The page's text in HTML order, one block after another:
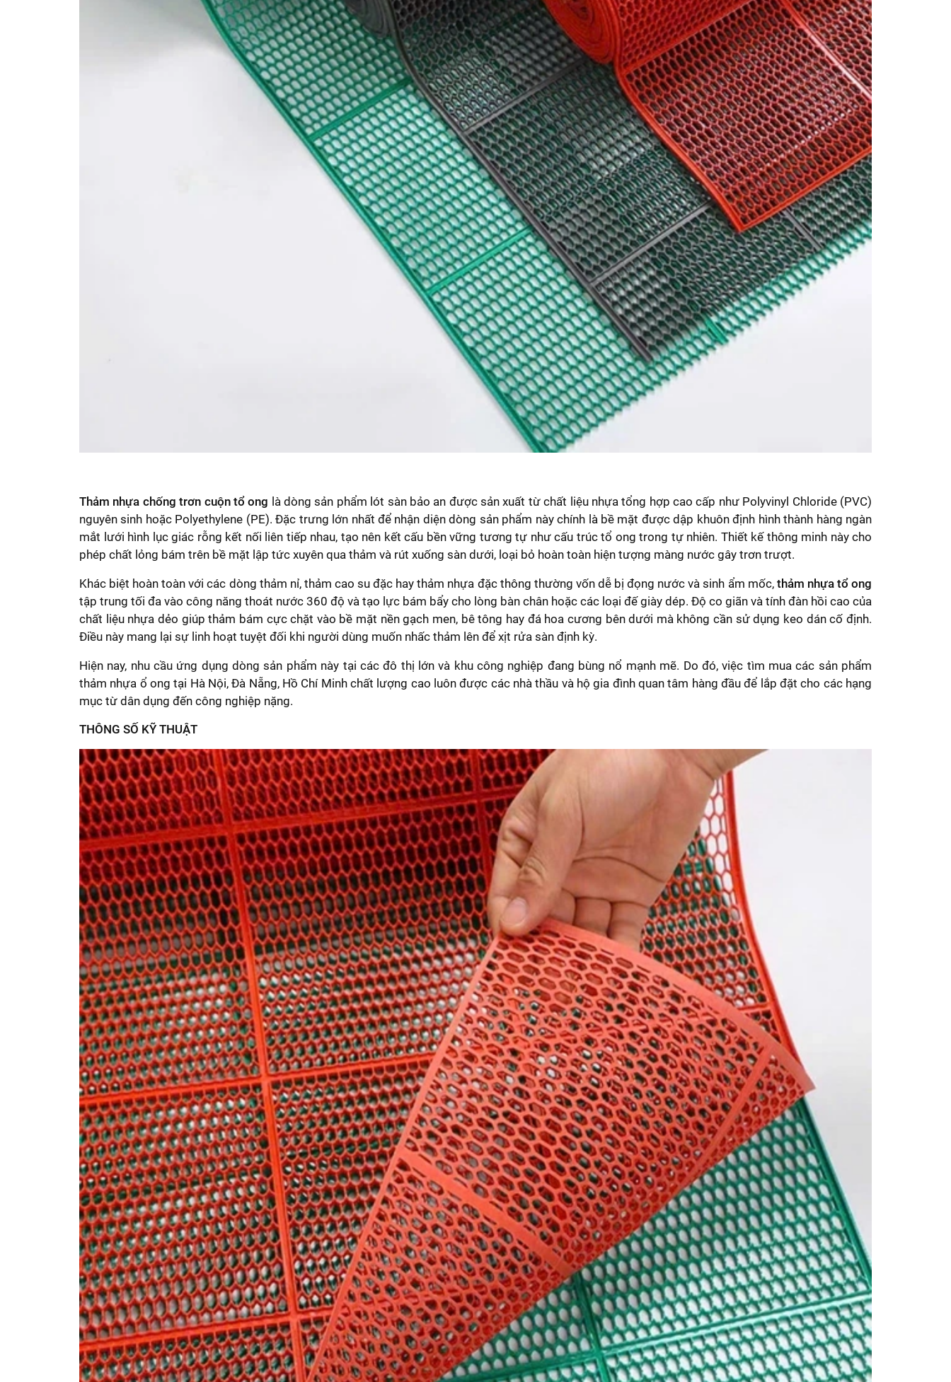
Thảm nhựa chống trơn cuộn tổ ong là dòng sản phẩm lót sàn bảo an được sản xuất từ chất liệu nhựa tổng hợp cao cấp như Polyvinyl Chloride (PVC)
nguyên sinh hoặc Polyethylene (PE). Đặc trưng lớn nhất để nhận diện dòng sản phẩm này chính là bề mặt được dập khuôn định hình thành hàng ngàn
mắt lưới hình lục giác rỗng kết nối liên tiếp nhau, tạo nên kết cấu bền vững tương tự như cấu trúc tổ ong trong tự nhiên. Thiết kế thông minh này cho
phép chất lỏng bám trên bề mặt lập tức xuyên qua thảm và rút xuống sàn dưới, loại bỏ hoàn toàn hiện tượng màng nước gây trơn trượt.
Khác biệt hoàn toàn với các dòng thảm nỉ, thảm cao su đặc hay thảm nhựa đặc thông thường vốn dễ bị đọng nước và sinh ẩm mốc, thảm nhựa tổ ong
tập trung tối đa vào công năng thoát nước 360 độ và tạo lực bám bẩy cho lòng bàn chân hoặc các loại đế giày dép. Độ co giãn và tính đàn hồi cao của
chất liệu nhựa dẻo giúp thảm bám cực chặt vào bề mặt nền gạch men, bê tông hay đá hoa cương bên dưới mà không cần sử dụng keo dán cố định.
Điều này mang lại sự linh hoạt tuyệt đối khi người dùng muốn nhấc thảm lên để xịt rửa sàn định kỳ.
Hiện nay, nhu cầu ứng dụng dòng sản phẩm này tại các đô thị lớn và khu công nghiệp đang bùng nổ mạnh mẽ. Do đó, việc tìm mua các sản phẩm
thảm nhựa ổ ong tại Hà Nội, Đà Nẵng, Hồ Chí Minh chất lượng cao luôn được các nhà thầu và hộ gia đình quan tâm hàng đầu để lắp đặt cho các hạng
mục từ dân dụng đến công nghiệp nặng.
THÔNG SỐ KỸ THUẬT